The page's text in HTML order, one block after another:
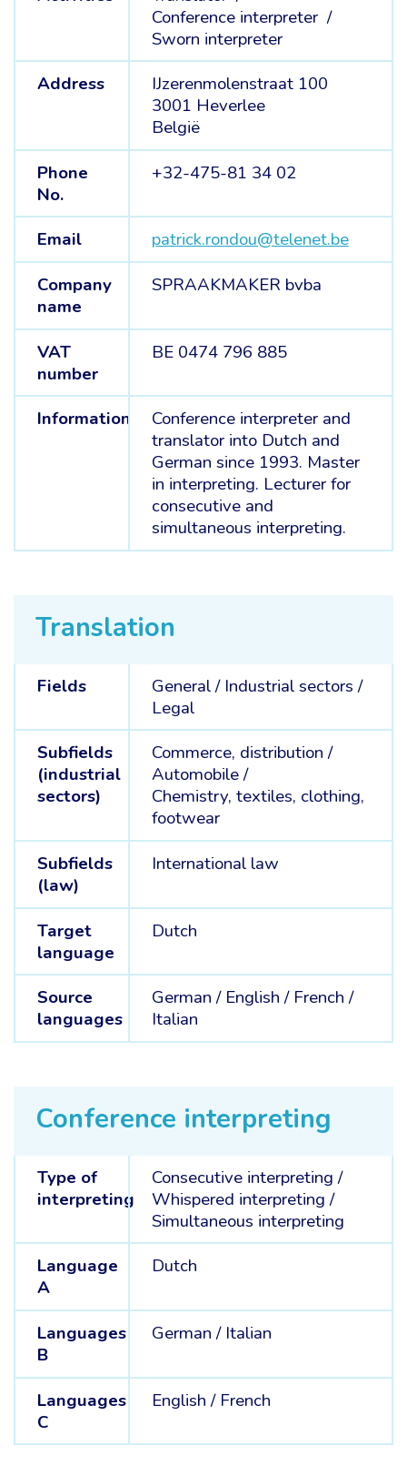
Conference interpreter /
Sworn interpreter
Address
IJzerenmolenstraat 100
3001 Heverlee
België
Phone
No.
+32-475-81 34 02
Email
patrick.rondou@telenet.be
Company
name
SPRAAKMAKER bvba
VAT
number
BE 0474 796 885
Information
Conference interpreter and
translator into Dutch and
German since 1993. Master
in interpreting. Lecturer for
consecutive and
simultaneous interpreting.
Translation
Fields General / Industrial sectors /
Legal
Subfields
(industrial
sectors)
Commerce, distribution /
Automobile /
Chemistry, textiles, clothing,
footwear
Subfields
(law)
International law
Target
language
Dutch
Source
languages
German / English / French /
Italian
Conference interpreting
Type of
interpreting
Consecutive interpreting/
Whispered interpreting/
Simultaneous interpreting
Language
A
Dutch
Languages
B
German / Italian
Languages
C
English / French